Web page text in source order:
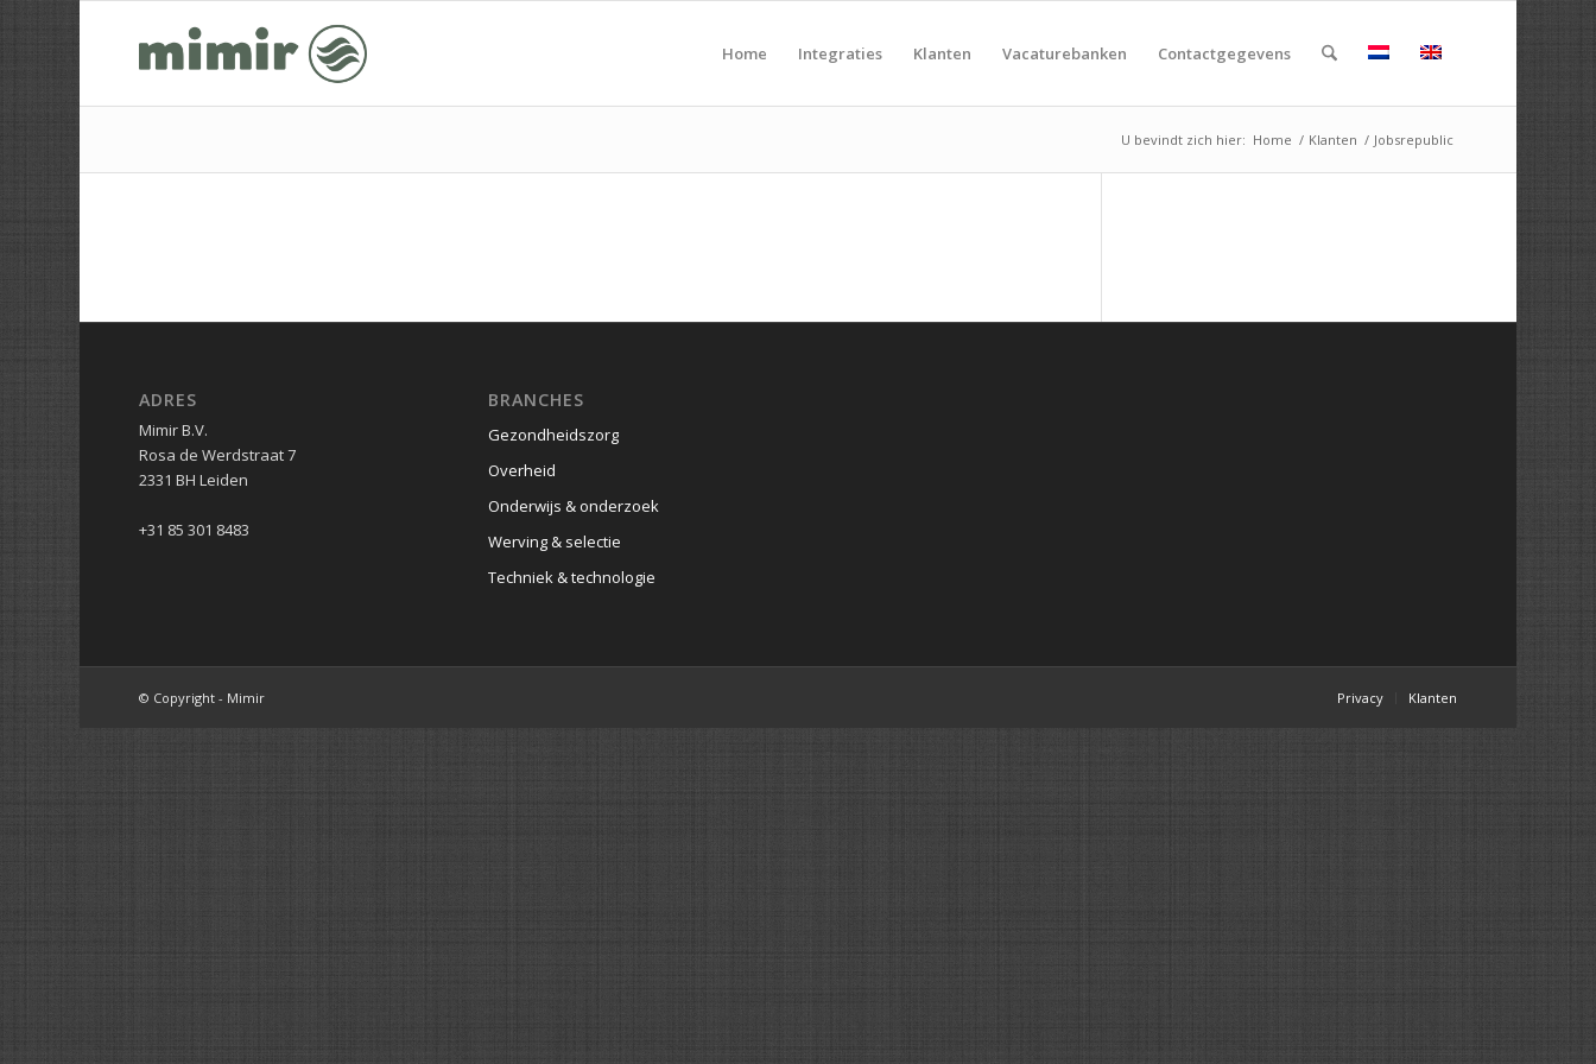
Home Integraties Klanten Vacaturebanken Contactgegevens
U bevindt zich hier: Home / Klanten / Jobsrepublic
ADRES
Mimir B.V.
Rosa de Werdstraat 7
2331 BH Leiden
+31 85 301 8483
BRANCHES
Gezondheidszorg
Overheid
Onderwijs & onderzoek
Werving & selectie
Techniek & technologie
© Copyright - Mimir Privacy Klanten